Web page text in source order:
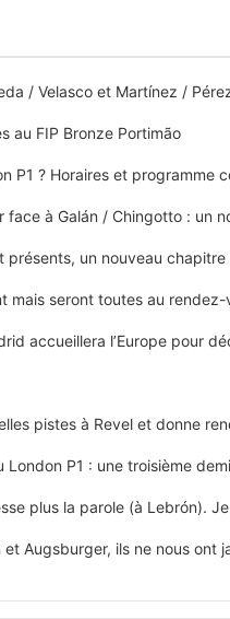
/ Velasco et Martínez /
au FIP Bronze Portimão
P1 ? Horaires et programme
face à Galán / Chingotto : un
présents, un nouveau
mais seront toutes au
accueillera l’Europe pour
pistes à Revel et donne
P1 : une troisième
plus la parole (à Lebrón).
Augsburger, ils ne nous ont